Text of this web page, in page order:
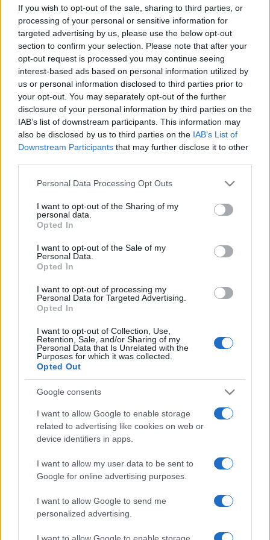
If you wish to opt-out of the sale, sharing to third parties, or
processing of your personal or sensitive information for
targeted advertising by us, please use the below opt-out
section to confirm your selection. Please note that after your
opt-out request is processed you may continue seeing
interest-based ads based on personal information utilized by
us or personal information disclosed to third parties prior to
your opt-out. You may separately opt-out of the further
disclosure of your personal information by third parties on the
IAB’s list of downstream participants. This information may
also be disclosed by us to third parties on the IAB’s List of
Downstream Participants that may further disclose it to other
Please note that this website/app uses one or more Google
not limited to your visit or usage behaviour. You may click to
grant or deny consent to Google and its third-party tags to
use your data for below specified purposes in below Google
consent section.
Personal Data Processing Opt Outs
I want to opt-out of the Sharing of my
personal data.
Opted In
I want to opt-out of the Sale of my
Personal Data.
Opted In
I want to opt-out of processing my
Personal Data for Targeted Advertising.
Opted In
I want to opt-out of Collection, Use,
Retention, Sale, and/or Sharing of my
Personal Data that Is Unrelated with the
Purposes for which it was collected.
Opted Out
Google consents
I want to allow Google to enable storage
related to advertising like cookies on web or
device identifiers in apps.
I want to allow my user data to be sent to
Google for online advertising purposes.
I want to allow Google to send me
personalized advertising.
I want to allow Google to enable storage
A döntés főleg azoknak jó hír, akik az elmúlt években AM5-ös alaplapra
cserélni. Az AMD ezzel megint azt üzeni, hogy nem finomkodik a hosszú
távú támogatással, miközben az Intel oldalán sokszor gyorsabban
jönnek-mennek a foglalatok. Elég csak a Core processzorok 15.
generációjára gondolni, ami nagyon jó indulattal is csak egy extra,
„Plus” (fél) generációt élt meg. Idén pedig ismét új Intel foglalat
érkezik.
Jó sokáig velünk lesz még az
AMD AM5 platformja
A VideoCardz által közölt friss információk szerint az
AMD egy új
Computex 2026-os dián már 2029-ig ígéri az AM5
támogatását.Ez komoly előrelépés a korábbi, 2027+ jelöléshez
évnyi CPU-támogatást kaphat.